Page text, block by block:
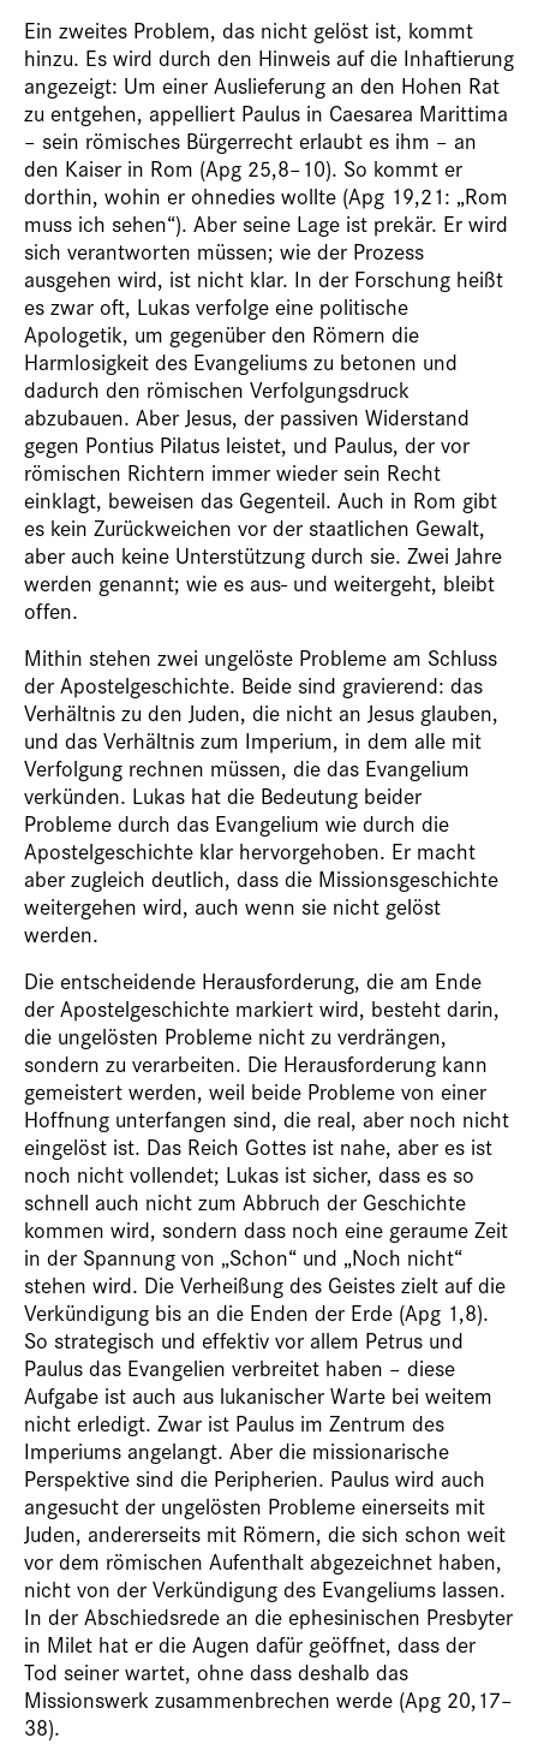
Ein zweites Problem, das nicht gelöst ist, kommt
hinzu. Es wird durch den Hinweis auf die Inhaftierung
angezeigt: Um einer Auslieferung an den Hohen Rat
zu entgehen, appelliert Paulus in Caesarea Marittima
– sein römisches Bürgerrecht erlaubt es ihm – an
den Kaiser in Rom (Apg 25,8–10). So kommt er
dorthin, wohin er ohnedies wollte (Apg 19,21: „Rom
muss ich sehen“). Aber seine Lage ist prekär. Er wird
sich verantworten müssen; wie der Prozess
ausgehen wird, ist nicht klar. In der Forschung heißt
es zwar oft, Lukas verfolge eine politische
Apologetik, um gegenüber den Römern die
Harmlosigkeit des Evangeliums zu betonen und
dadurch den römischen Verfolgungsdruck
abzubauen. Aber Jesus, der passiven Widerstand
gegen Pontius Pilatus leistet, und Paulus, der vor
römischen Richtern immer wieder sein Recht
einklagt, beweisen das Gegenteil. Auch in Rom gibt
es kein Zurückweichen vor der staatlichen Gewalt,
aber auch keine Unterstützung durch sie. Zwei Jahre
werden genannt; wie es aus- und weitergeht, bleibt
offen.
Mithin stehen zwei ungelöste Probleme am Schluss
der Apostelgeschichte. Beide sind gravierend: das
Verhältnis zu den Juden, die nicht an Jesus glauben,
und das Verhältnis zum Imperium, in dem alle mit
Verfolgung rechnen müssen, die das Evangelium
verkünden. Lukas hat die Bedeutung beider
Probleme durch das Evangelium wie durch die
Apostelgeschichte klar hervorgehoben. Er macht
aber zugleich deutlich, dass die Missionsgeschichte
weitergehen wird, auch wenn sie nicht gelöst
werden.
Die entscheidende Herausforderung, die am Ende
der Apostelgeschichte markiert wird, besteht darin,
die ungelösten Probleme nicht zu verdrängen,
sondern zu verarbeiten. Die Herausforderung kann
gemeistert werden, weil beide Probleme von einer
Hoffnung unterfangen sind, die real, aber noch nicht
eingelöst ist. Das Reich Gottes ist nahe, aber es ist
noch nicht vollendet; Lukas ist sicher, dass es so
schnell auch nicht zum Abbruch der Geschichte
kommen wird, sondern dass noch eine geraume Zeit
in der Spannung von „Schon“ und „Noch nicht“
stehen wird. Die Verheißung des Geistes zielt auf die
Verkündigung bis an die Enden der Erde (Apg 1,8).
So strategisch und effektiv vor allem Petrus und
Paulus das Evangelien verbreitet haben – diese
Aufgabe ist auch aus lukanischer Warte bei weitem
nicht erledigt. Zwar ist Paulus im Zentrum des
Imperiums angelangt. Aber die missionarische
Perspektive sind die Peripherien. Paulus wird auch
angesucht der ungelösten Probleme einerseits mit
Juden, andererseits mit Römern, die sich schon weit
vor dem römischen Aufenthalt abgezeichnet haben,
nicht von der Verkündigung des Evangeliums lassen.
In der Abschiedsrede an die ephesinischen Presbyter
in Milet hat er die Augen dafür geöffnet, dass der
Tod seiner wartet, ohne dass deshalb das
Missionswerk zusammenbrechen werde (Apg 20,17–
38).